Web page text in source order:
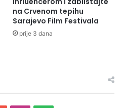
na Crvenom tepihu
Sarajevo Film Festivala
prije 3 dana